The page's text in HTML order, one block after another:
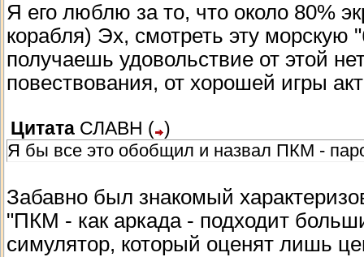
Я его люблю за то, что около 80%
корабля) Эх, смотреть эту
получаешь удовольствие от этой
повествования, от хорошей игры
Цитата СЛАВН ( )
Я бы все это обобщил и назвал ПКМ -
Забавно был знакомый
"ПКМ - как аркада - подходит
симулятор, который оценят лишь